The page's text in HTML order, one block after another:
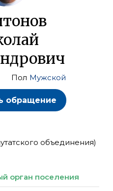
Пол Мужской
обращение
объединения)
орган поселения